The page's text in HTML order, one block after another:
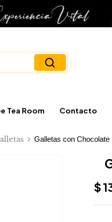
Tea Room Contacto
Galletas con Chocolate
$